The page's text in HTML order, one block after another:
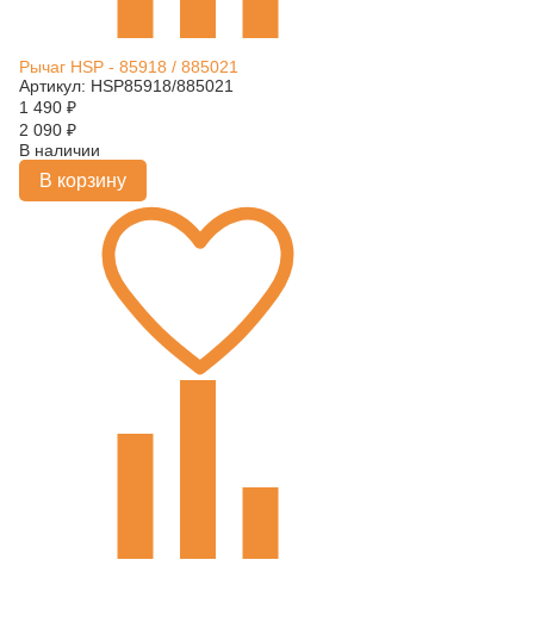
Рычаг HSP - 85918 / 885021
Артикул: HSP85918/885021
1 490 ₽
2 090 ₽
В наличии
В корзину